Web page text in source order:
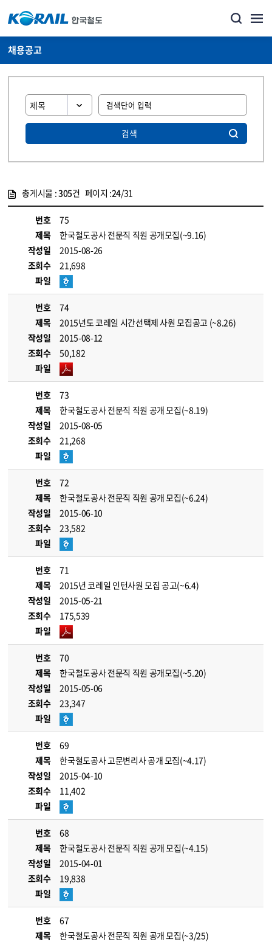
채용공고
검색
총게시물 :305건 페이지 :24/31
번호
75
제목
한국철도공사 전문직 직원 공개모집(~9.16)
작성일
2015-08-26
조회수
21,698
파일
번호
74
제목
2015년도 코레일 시간선택제 사원 모집공고 (~8.26)
작성일
2015-08-12
조회수
50,182
파일
번호
73
제목
한국철도공사 전문직 직원 공개 모집(~8.19)
작성일
2015-08-05
조회수
21,268
파일
번호
72
제목
한국철도공사 전문직 직원 공개 모집(~6.24)
작성일
2015-06-10
조회수
23,582
파일
번호
71
제목
2015년 코레일 인턴사원 모집 공고(~6.4)
작성일
2015-05-21
조회수
175,539
파일
번호
70
제목
한국철도공사 전문직 직원 공개모집(~5.20)
작성일
2015-05-06
조회수
23,347
파일
번호
69
제목
한국철도공사 고문변리사 공개 모집(~4.17)
작성일
2015-04-10
조회수
11,402
파일
번호
68
제목
한국철도공사 전문직 직원 공개 모집(~4.15)
작성일
2015-04-01
조회수
19,838
파일
번호
67
제목
한국철도공사 전문직 직원 공개 모집(~3/25)